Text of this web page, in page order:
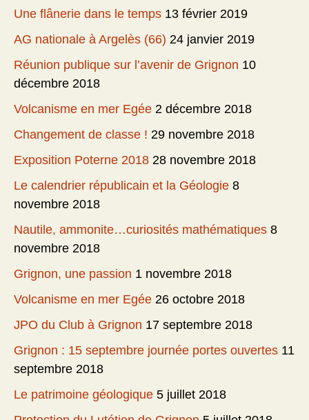
Une flânerie dans le temps 13 février 2019
AG nationale à Argelès (66) 24 janvier 2019
Réunion publique sur l’avenir de Grignon 10
décembre 2018
Volcanisme en mer Egée 2 décembre 2018
Changement de classe ! 29 novembre 2018
Exposition Poterne 2018 28 novembre 2018
Le calendrier républicain et la Géologie 8
novembre 2018
Nautile, ammonite…curiosités mathématiques 8
novembre 2018
Grignon, une passion 1 novembre 2018
Volcanisme en mer Egée 26 octobre 2018
JPO du Club à Grignon 17 septembre 2018
Grignon : 15 septembre journée portes ouvertes 11
septembre 2018
Le patrimoine géologique 5 juillet 2018